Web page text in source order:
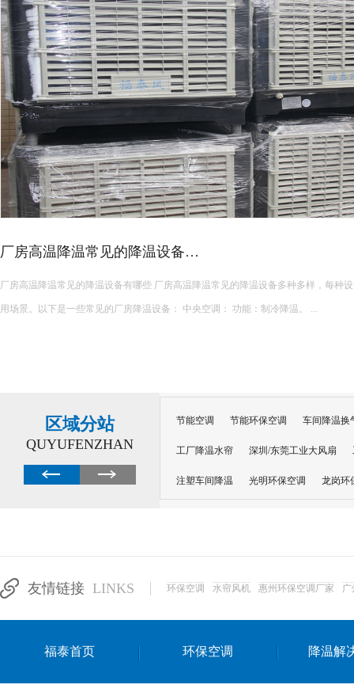
厂房高温降温常见的降温设备…
厂房高温降温常见的降温设备有哪些 厂房高温降温常见的降温设备多种多样，每种设备都有其独特的功能和适
用场景。以下是一些常见的厂房降温设备： 中央空调： 功能：制冷降温。 ...
区域分站
QUYUFENZHAN
节能空调 节能环保空调 车间降温换
工厂降温水帘 深圳/东莞工业大风扇
注塑车间降温 光明环保空调 龙岗环
达州工业省电安装
友情链接 LINKS 环保空调 水帘风机 惠州环保空调厂家 广
福泰首页 环保空调 降温解